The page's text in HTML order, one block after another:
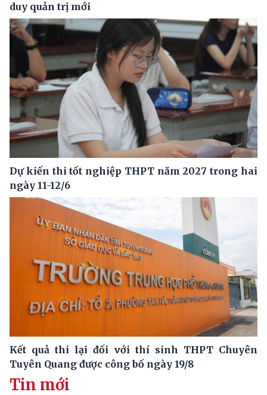
duy quản trị mới
Dự kiến thi tốt nghiệp THPT năm 2027 trong hai
ngày 11-12/6
Kết quả thi lại đối với thí sinh THPT Chuyên
Tuyên Quang được công bố ngày 19/8
Tin mới